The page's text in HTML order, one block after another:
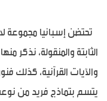
تحتضن إسبانيا
الثابتة والمنقولة، نذكر
والآيات القرآنية، كذلك
يتسم بتماذج فريد من